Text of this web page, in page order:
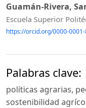
Guamán-Rivera,
Escuela Superior
https://orcid.org/0000-
Palabras clave:
políticas agrarias,
sostenibilidad